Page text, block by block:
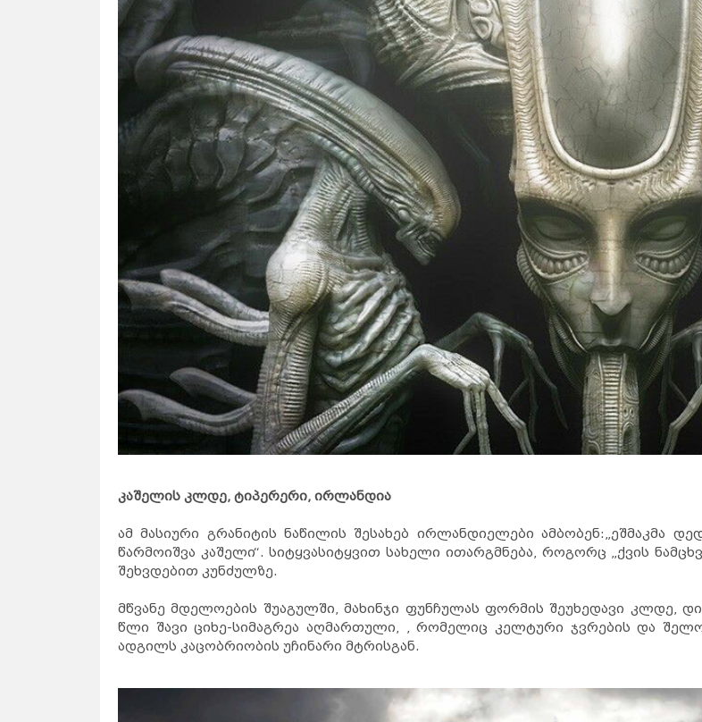
კაშელის კლდე, ტიპერერი, ირლანდია
ამ მასიური გრანიტის ნაწილის შესახებ ირლანდიელები ამბობენ:„ეშმაკმა
წარმოიშვა კაშელი“. სიტყვასიტყვით სახელი ითარგმნება, როგორც „ქვის
შეხვდებით კუნძულზე.
მწვანე მდელოების შუაგულში, მახინჯი ფუნჩულას ფორმის შეუხედავი კლდე,
წლი შავი ციხე-სიმაგრეა აღმართული, , რომელიც კელტური ჯვრების და
ადგილს კაცობრიობის უჩინარი მტრისგან.